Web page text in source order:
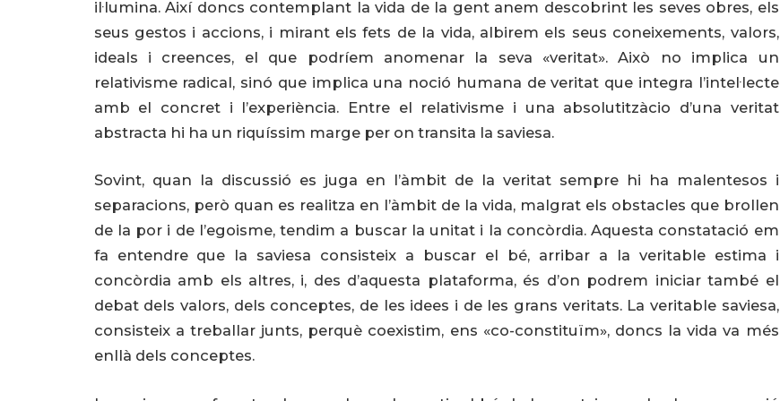
il·lumina. Així doncs contemplant la vida de la gent anem descobrint les seves obres, els
seus gestos i accions, i mirant els fets de la vida, albirem els seus coneixements, valors,
ideals i creences, el que podríem anomenar la seva «veritat». Això no implica un
relativisme radical, sinó que implica una noció humana de veritat que integra l’intel·lecte
amb el concret i l’experiència. Entre el relativisme i una absolutitzàcio d’una veritat
abstracta hi ha un riquíssim marge per on transita la saviesa.
Sovint, quan la discussió es juga en l’àmbit de la veritat sempre hi ha malentesos i
separacions, però quan es realitza en l’àmbit de la vida, malgrat els obstacles que brollen
de la por i de l’egoisme, tendim a buscar la unitat i la concòrdia. Aquesta constatació em
fa entendre que la saviesa consisteix a buscar el bé, arribar a la veritable estima i
concòrdia amb els altres, i, des d’aquesta plataforma, és d’on podrem iniciar també el
debat dels valors, dels conceptes, de les idees i de les grans veritats. La veritable saviesa,
consisteix a treballar junts, perquè coexistim, ens «co-constituïm», doncs la vida va més
enllà dels conceptes.